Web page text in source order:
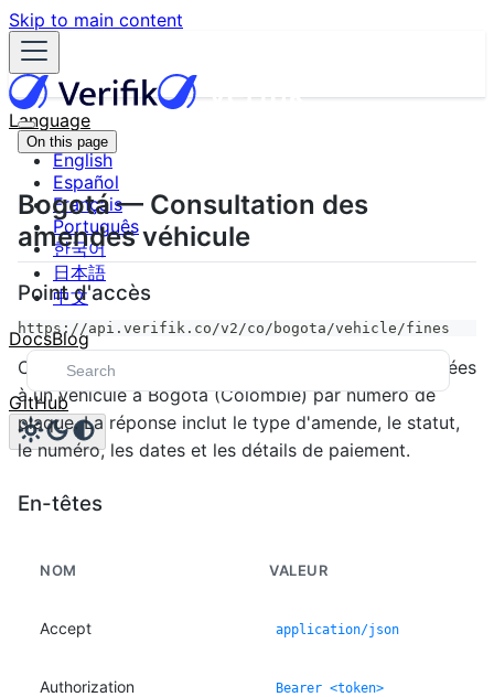
Skip to main content
Language
English
Español
Français
Português
한국어
日本語
中文
DocsBlog
GitHub
On this page
Bogotá — Consultation des
amendes véhicule
Point d'accès
https://api.verifik.co/v2/co/bogota/vehicle/fines
Ce service permet de consulter les amendes associées
à un véhicule à Bogotá (Colombie) par numéro de
plaque. La réponse inclut le type d'amende, le statut,
le numéro, les dates et les détails de paiement.
En-têtes
NOM VALEUR
Accept application/json
Authorization Bearer <token>